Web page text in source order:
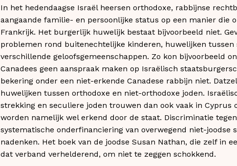
In het hedendaagse Israël heersen orthodoxe, rabbijnse
aangaande familie- en persoonlijke status op een manier die
Frankrijk. Het burgerlijk huwelijk bestaat bijvoorbeeld niet.
problemen rond buitenechtelijke kinderen, huwelijken
verschillende geloofsgemeenschappen. Zo kon bijvoorbeeld
Canadees geen aanspraak maken op Israëlisch
bekering onder een niet-erkende Canadese rabbijn niet.
huwelijken tussen orthodoxe en niet-orthodoxe joden.
strekking en seculiere joden trouwen dan ook vaak in
worden namelijk wel erkend door de staat. Discriminatie
systematische onderfinanciering van overwegend niet-joodse
nadenken. Het boek van de joodse Susan Nathan, die zelf in
dat verband verhelderend, om niet te zeggen schokkend.